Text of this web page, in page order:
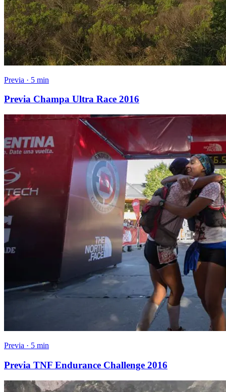
Previa · 5 min
Previa Champa Ultra Race 2016
Previa · 5 min
Previa TNF Endurance Challenge 2016